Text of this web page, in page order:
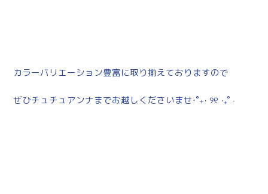
カラーバリエーション豊富に取り揃えておりますので
ぜひチュチュアンナまでお越しくださいませ⋅˚₊‧ ୨୧ ‧₊˚ ⋅